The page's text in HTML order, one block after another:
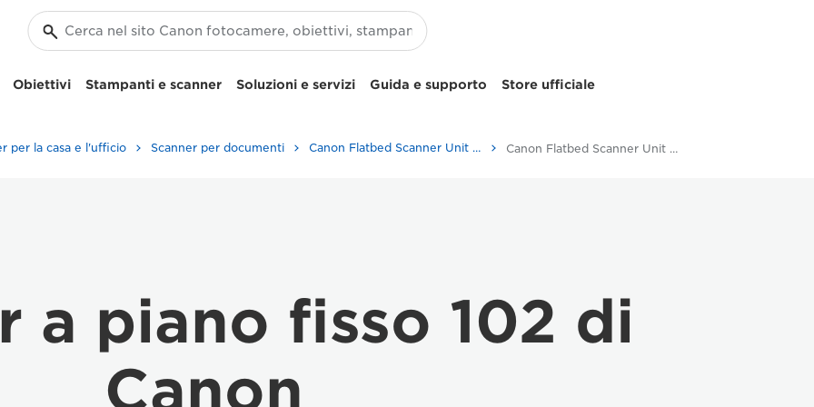
Obiettivi Stampanti e scanner Soluzioni e servizi Guida e supporto Store ufficiale
per la casa e l'ufficio Scanner per documenti Canon Flatbed Scanner Unit 102 - Document Scanners Canon Flatbed Scanner Unit 102 - Canon Flatbed Scanner Unit 102
a piano fisso 102 di
Canon